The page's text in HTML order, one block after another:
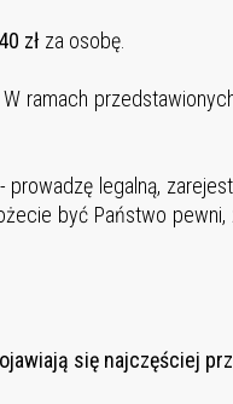
zł za osobę.
ramach
- prowadzę legalną,
być Państwo
się najczęściej